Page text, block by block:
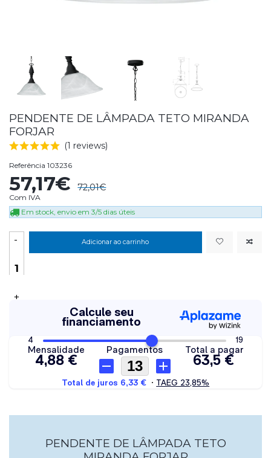
PENDENTE DE LÂMPADA TETO MIRANDA
FORJAR
(1 reviews)
Referência 103236
57,17€ 72,01€
Com IVA
Em stock, envio em 3/5 dias úteis
-
+
Adicionar ao carrinho
PENDENTE DE LÂMPADA TETO